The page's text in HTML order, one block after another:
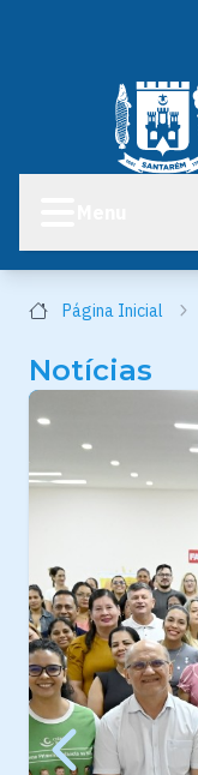
Página Inicial
Notícias